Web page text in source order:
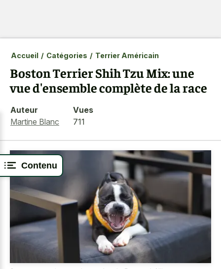
Contenu
Accueil / Catégories / Terrier Américain
Boston Terrier Shih Tzu Mix: une
vue d'ensemble complète de la race
Auteur
Martine Blanc
Vues
711